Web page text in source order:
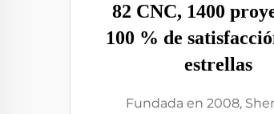
82 CNC, 1400
100 % de
estrellas
Fundada en 2008,